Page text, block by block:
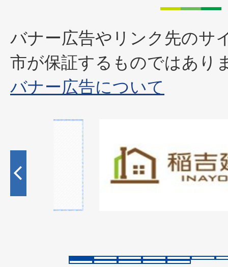
バナー広告やリンク先のサ
市が保証するものではあり
バナー広告について
枚
目
ラ